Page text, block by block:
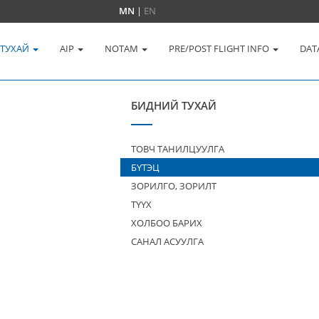
MN | EN
AIP NOTAM PRE/POST FLIGHT INFO
БИДНИЙ ТУХАЙ
ТОВЧ ТАНИЛЦУУЛГА
БҮТЭЦ
ЗОРИЛГО, ЗОРИЛТ
ТҮҮХ
ХОЛБОО БАРИХ
САНАЛ АСУУЛГА